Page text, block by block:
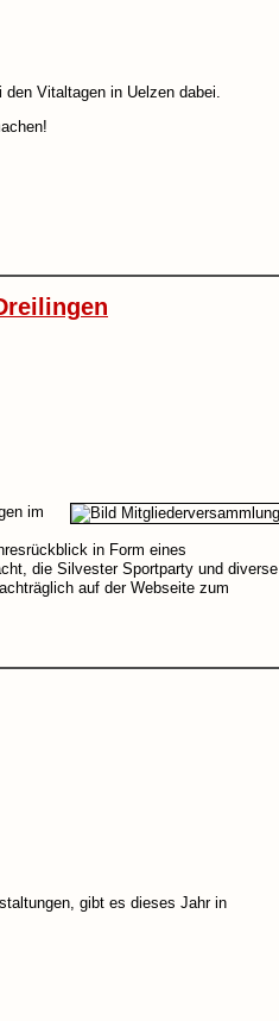
Vitaltagen in Uelzen dabei.
im
in Form eines
die Silvester Sportparty und diverse
auf der Webseite zum
gibt es dieses Jahr in